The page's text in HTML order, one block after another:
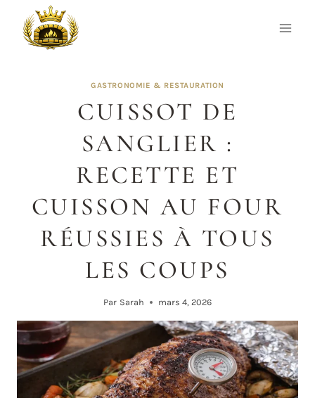
contenu
GASTRONOMIE & RESTAURATION
CUISSOT DE
SANGLIER :
RECETTE ET
CUISSON AU FOUR
RÉUSSIES À TOUS
LES COUPS
Par Sarah mars 4, 2026